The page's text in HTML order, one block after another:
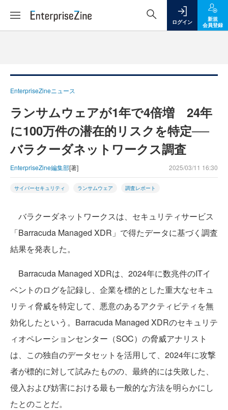
ログイン
新規
会員登録
EnterpriseZineニュース
ランサムウェアが1年で4倍増 24年
に100万件の潜在的リスクを特定──
バラクーダネットワークス調査
EnterpriseZine編集部[著] 2025/03/11 16:30
サイバーセキュリティ ランサムウェア 調査レポート
バラクーダネットワークスは、セキュリティサービス
「Barracuda Managed XDR」で得たデータに基づく調査
結果を発表した。
Barracuda Managed XDRは、2024年に数兆件のITイ
ベントのログを記録し、企業を標的とした重大なセキュ
リティ脅威を特定して、悪意のあるアクティビティを無
効化したという。Barracuda Managed XDRのセキュリテ
ィオペレーションセンター（SOC）の脅威アナリスト
は、この独自のデータセットを活用して、2024年に攻撃
者が標的に対して試みたものの、最終的には失敗した、
侵入および妨害における最も一般的な方法を明らかにし
たとのことだ。